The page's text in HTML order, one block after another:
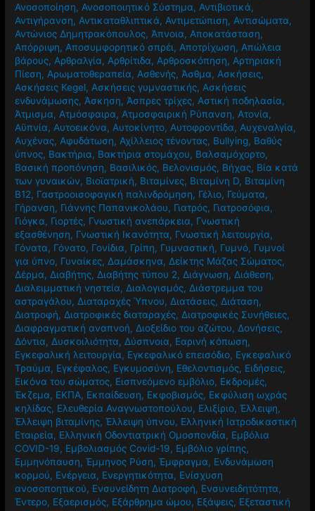
Ανοσοποίηση, Ανοσοποιητικό Σύστημα, Αντιβιοτικά,
Αντιγήρανση, Αντικαταθλιπτικά, Αντιμετώπιση, Αντισώματα,
Αντώνιος Δημητρακόπουλος, Άπνοια, Αποκατάσταση,
Απόρριψη, Αποσυμφορητικό σπρέι, Αποτρίχωση, Απώλεια
βάρους, Αρθραλγία, Αρθρίτιδα, Αρθροσκόπηση, Αρτηριακή
Πίεση, Αρωματοθεραπεία, Ασθενής, Άσθμα, Ασκήσεις,
Ασκήσεις Kegel, Ασκήσεις γυμναστικής, Ασκήσεις
ενδυνάμωσης, Άσκηση, Άσπρες τρίχες, Αστική ποδηλασία,
Άτμισμα, Ατμόσφαιρα, Ατμοσφαιρική Ρύπανση, Ατονία,
Αϋπνία, Αυτοεικόνα, Αυτοκίνητο, Αυτοφροντίδα, Αυχεναλγία,
Αυχένας, Αφυδάτωση, Αχίλλειος τένοντας, Βullying, Βαθύς
ύπνος, Βακτήρια, Βακτήρια στομάχου, Βαλσαμόχορτο,
Βασική προπόνηση, Βασιλικός, Βελονισμός, Βήχας, Βία κατά
των γυναικών, Βιοϊατρική, Βιταμίνες, Βιταμίνη D, Βιταμίνη
Β12, Γαστροοισοφαγική παλινδρόμηση, Γέλιο, Γεύματα,
Γήρανση, Γιάννης Παπανικολάου, Γιατρός, Γιατροσόφια,
Γιόγκα, Γιορτές, Γνωστική ανεπάρκεια, Γνωστική
εξασθένηση, Γνωστική Ικανότητα, Γνωστική λειτουργία,
Γόνατα, Γόνατο, Γονίδια, Γρίπη, Γυμναστική, Γυμνό, Γυμνοί
για ύπνο, Γυναίκες, Δαμάσκηνα, Δείκτης Μάζας Σώματος,
Δέρμα, Διαβήτης, Διαβήτης τύπου 2, Διάγνωση, Διάθεση,
Διαλειμματική νηστεία, Διαλογισμός, Διάστρεμμα του
αστραγάλου, Διαταραχές Ύπνου, Διατάσεις, Διάταση,
Διατροφή, Διατροφικές διαταραχές, Διατροφικές Συνήθειες,
Διαφραγματική αναπνοή, Διοξείδιο του αζώτου, Δονήσεις,
Δόντια, Δυσκοιλιότητα, Δύσπνοια, Εαρινή κόπωση,
Εγκεφαλική λειτουργία, Εγκεφαλικό επεισόδιο, Εγκεφαλικό
Τραύμα, Εγκέφαλος, Εγκυμοσύνη, Εθελοντισμός, Ειδήσεις,
Εικόνα του σώματος, Εισπνεόμενο εμβόλιο, Εκδρομές,
Έκζεμα, ΕΚΠΑ, Εκπαίδευση, Εκφοβισμός, Εκφύλιση ωχράς
κηλίδας, Ελευθερία Αναγνωστοπούλου, Ελιξίριο,Έλλειψη,
Έλλειψη βιταμίνης,Έλλειψη ύπνου, Ελληνική Ιατροδικαστική
Εταιρεία, Ελληνική Οδοντιατρική Ομοσπονδία, Εμβόλια
COVID-19, Εμβολιασμός Covid-19, Εμβόλιο γρίπης,
Εμμηνόπαυση,Έμμηνος Ρύση,Έμφραγμα, Ενδυνάμωση
κορμού, Ενέργεια, Ενεργητικότητα, Ενίσχυση
ανοσοποητικού, Ενσυνείδητη Διατροφή, Ενσυνειδητότητα,
Έντερο, Εξαερισμός, Εξάρθρημα ώμου, Εξάψεις, Εξεταστική